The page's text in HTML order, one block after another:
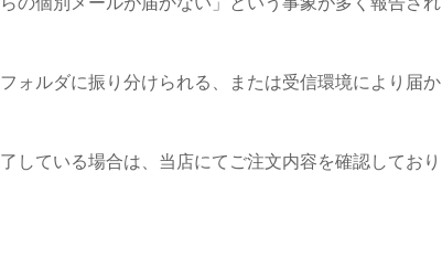
ォルダに振り分けられる、または受信環境により届か
している場合は、当店にてご注文内容を確認しており